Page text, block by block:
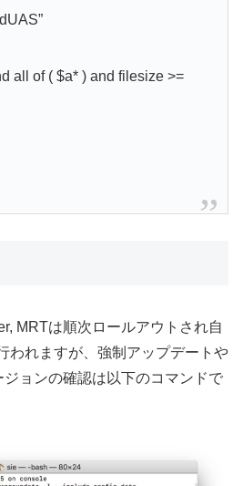
all of ( $a* ) and filesize >=
MRTは順次ロールアウトされ自
われますが、強制アップデートや
ョンの確認は以下のコマンドで